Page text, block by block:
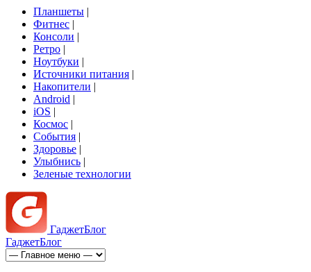
Планшеты |
Фитнес |
Консоли |
Ретро |
Ноутбуки |
Источники питания |
Накопители |
Android |
iOS |
Космос |
События |
Здоровье |
Улыбнись |
Зеленые технологии
ГаджетБлог
ГаджетБлог